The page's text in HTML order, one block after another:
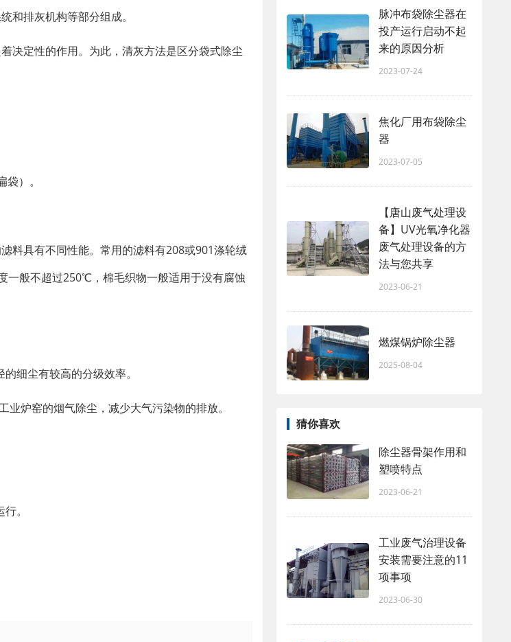
和排灰机构等部分组成。
决定性的作用。为此，清灰方法是区分袋式除尘
）。
料具有不同性能。常用的滤料有208或901涤轮绒
一般不超过250℃，棉毛织物一般适用于没有腐蚀
细尘有较高的分级效率。
炉窑的烟气除尘，减少大气污染物的排放。
。
脉冲布袋除尘器在
投产运行启动不起
来的原因分析
2023-07-24
焦化厂用布袋除尘
器
2023-07-05
【唐山废气处理设
备】UV光氧净化器
废气处理设备的方
法与您共享
2023-06-21
燃煤锅炉除尘器
2025-08-04
猜你喜欢
除尘器骨架作用和
塑喷特点
2023-06-21
工业废气治理设备
安装需要注意的11
项事项
2023-06-30